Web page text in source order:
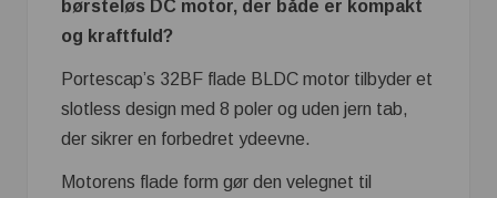
børsteløs DC motor, der både er kompakt
og kraftfuld?
Portescap’s 32BF flade BLDC motor tilbyder et
slotless design med 8 poler og uden jern tab,
der sikrer en forbedret ydeevne.
Motorens flade form gør den velegnet til